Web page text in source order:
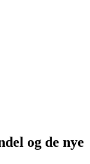
og de nye